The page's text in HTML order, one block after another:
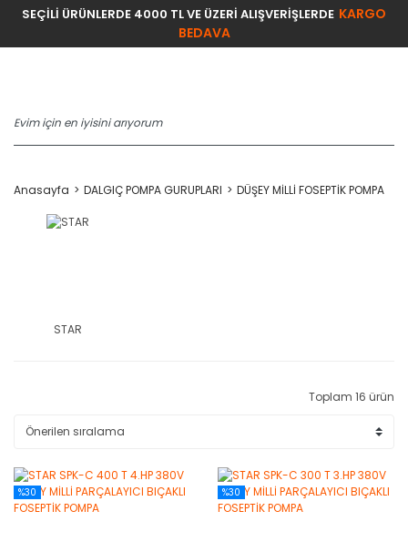
SEÇİLİ ÜRÜNLERDE 4000 TL VE ÜZERİ ALIŞVERİŞLERDE KARGO
BEDAVA
Anasayfa DALGIÇ POMPA GURUPLARI DÜŞEY MİLLİ FOSEPTİK POMPA
STAR
Toplam 16 ürün
%30 %30